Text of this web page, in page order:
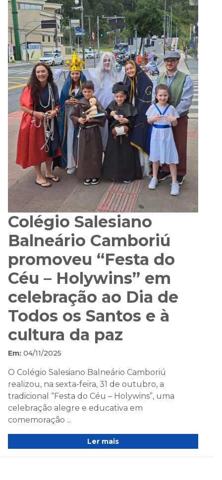
Colégio Salesiano
Balneário Camboriú
promoveu “Festa do
Céu – Holywins” em
celebração ao Dia de
Todos os Santos e à
cultura da paz
Em: 04/11/2025
O Colégio Salesiano Balneário Camboriú
realizou, na sexta-feira, 31 de outubro, a
tradicional “Festa do Céu – Holywins”, uma
celebração alegre e educativa em
comemoração ...
Ler mais